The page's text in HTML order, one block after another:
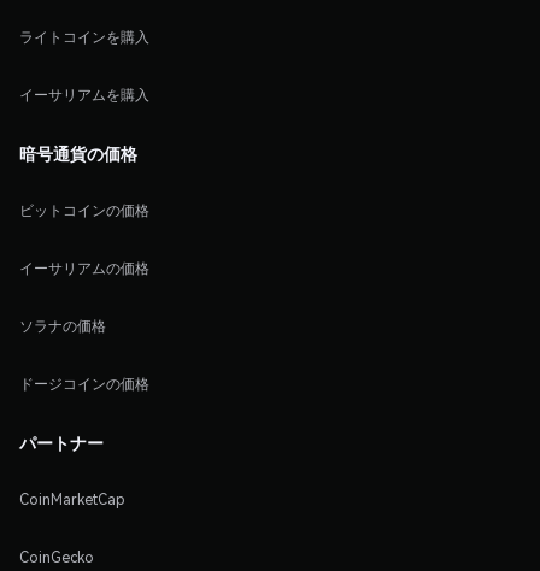
ライトコインを購入
イーサリアムを購入
暗号通貨の価格
ビットコインの価格
イーサリアムの価格
ソラナの価格
ドージコインの価格
パートナー
CoinMarketCap
CoinGecko